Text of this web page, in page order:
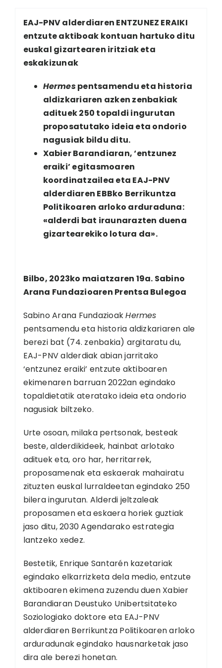
EAJ-PNV alderdiaren ENTZUNEZ ERAIKI
entzute aktiboak kontuan hartuko ditu
euskal gizartearen iritziak eta
eskakizunak
Hermespentsamendu eta historia
aldizkariaren azken zenbakiak
adituek 250 topaldi ingurutan
proposatutako ideia eta ondorio
nagusiak bildu ditu.
Xabier Barandiaran, ‘entzunez
eraiki’ egitasmoaren
koordinatzailea eta EAJ-PNV
alderdiaren EBBko Berrikuntza
Politikoaren arloko arduraduna:
«alderdi bat iraunarazten duena
gizartearekiko lotura da».
Bilbo, 2023ko maiatzaren 19a. Sabino
Arana Fundazioaren Prentsa Bulegoa
Sabino Arana FundazioakHermes
pentsamendu eta historia aldizkariaren ale
berezi bat (74. zenbakia) argitaratu du,
EAJ-PNV alderdiak abian jarritako
‘entzunez eraiki’ entzute aktiboaren
ekimenaren barruan 2022an egindako
topaldietatik ateratako ideia eta ondorio
nagusiak biltzeko.
Urte osoan, milaka pertsonak, besteak
beste, alderdikideek, hainbat arlotako
adituek eta, oro har, herritarrek,
proposamenak eta eskaerak mahairatu
zituzten euskal lurraldeetan egindako 250
bilera ingurutan. Alderdi jeltzaleak
proposamen eta eskaera horiek guztiak
jaso ditu, 2030 Agendarako estrategia
lantzeko xedez.
Bestetik, Enrique Santarén kazetariak
egindako elkarrizketa dela medio, entzute
aktiboaren ekimena zuzendu duen Xabier
Barandiaran Deustuko Unibertsitateko
Soziologiako doktore eta EAJ-PNV
alderdiaren Berrikuntza Politikoaren arloko
arduradunak egindako hausnarketak jaso
dira ale berezi honetan.